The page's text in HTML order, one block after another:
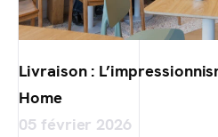
Livraison :
Home
05 février 2026